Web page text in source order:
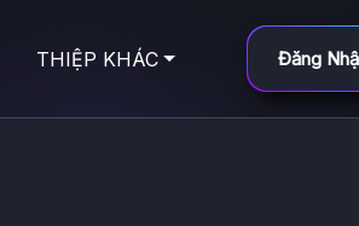
THIỆP KHÁC Đăng